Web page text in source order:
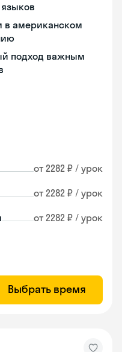
в американском
подход важным
от 2282 ₽ / урок
от 2282 ₽ / урок
от 2282 ₽ / урок
Выбрать время